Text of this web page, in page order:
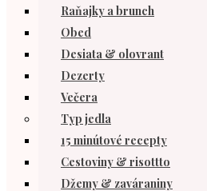
Raňajky a brunch
Obed
Desiata & olovrant
Dezerty
Večera
Typ jedla
15 minútové recepty
Cestoviny & risottto
Džemy & zaváraniny